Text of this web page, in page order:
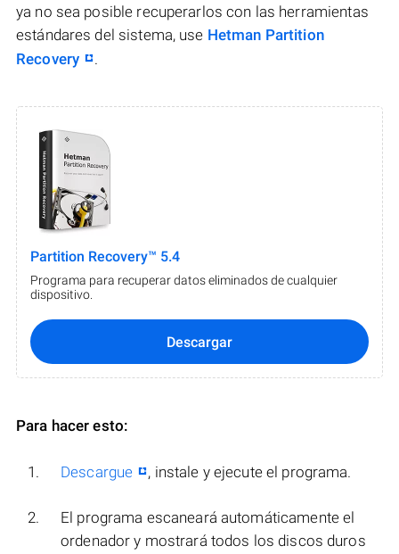
ya no sea posible recuperarlos con las herramientas
estándares del sistema, use Hetman Partition
Recovery
.
Partition Recovery™ 5.4
Programa para recuperar datos eliminados de cualquier
dispositivo.
Descargar
Para hacer esto:
Descargue , instale y ejecute el programa.
El programa escaneará automáticamente el
ordenador y mostrará todos los discos duros